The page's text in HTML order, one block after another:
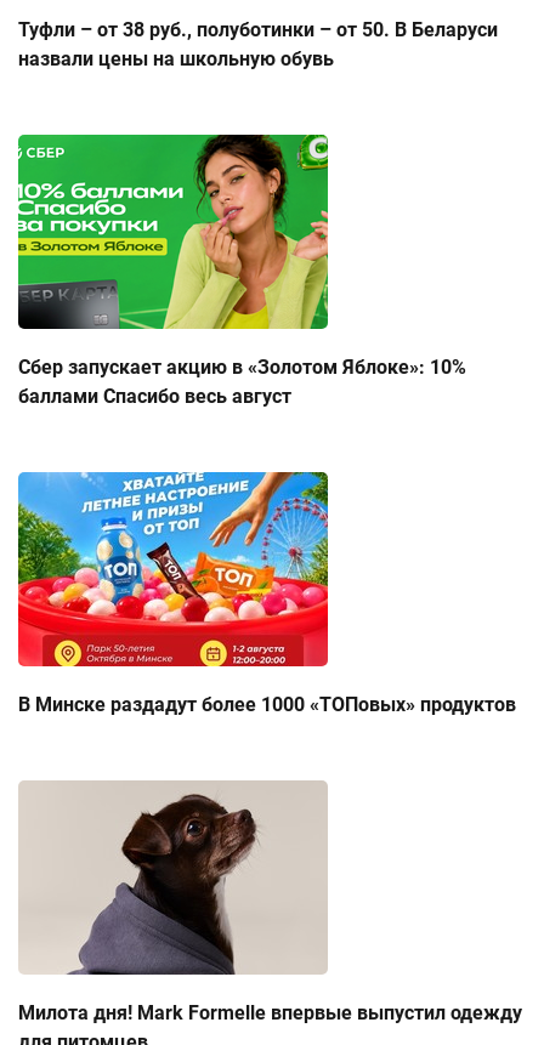
Туфли – от 38 руб., полуботинки – от 50. В Беларуси
назвали цены на школьную обувь
Сбер запускает акцию в «Золотом Яблоке»: 10%
баллами Спасибо весь август
В Минске раздадут более 1000 «ТОПовых» продуктов
Милота дня! Mark Formelle впервые выпустил одежду